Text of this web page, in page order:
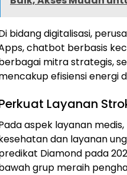
bidang digitalisasi,
chatbot berbasis
mitra strategis,
efisiensi energi
Layanan
aspek layanan
dan layanan
Diamond pada
grup meraih